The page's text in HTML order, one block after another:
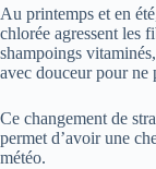
Au printemps et en
chlorée agressent les
shampoings
avec douceur pour ne
Ce changement de
permet d’avoir une
météo.